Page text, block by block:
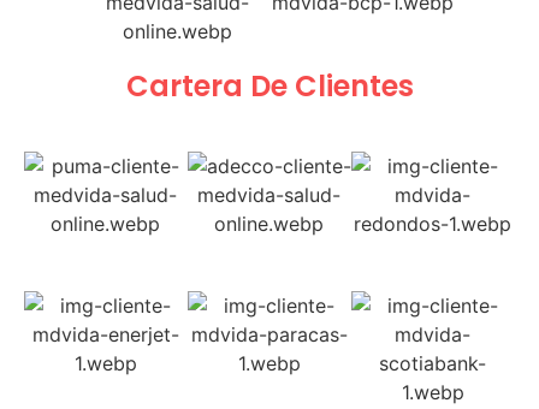
Cartera De Clientes